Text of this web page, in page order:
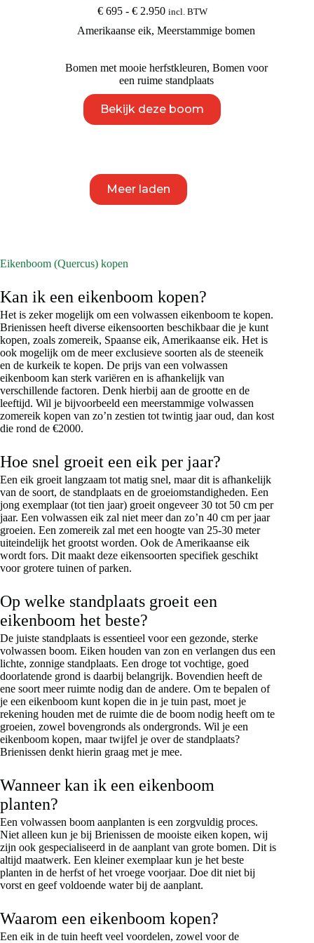
€695 - €2.950Prijsklasse:
tot
incl. BTW
Amerikaanse eik,Meerstammige bomen
Bomen met mooie herfstkleuren, Bomen voor
een ruime standplaats
Bekijk deze boom
product
heeft
optie
kan
gekozen
Meer laden
Eikenboom (Quercus) kopen
Kan ik een eikenboom kopen?
Het is zeker mogelijk om een volwassen eikenboom te kopen.
Brienissen heeft diverse eikensoorten beschikbaar die je kunt
kopen, zoals zomereik, Spaanse eik, Amerikaanse eik. Het is
ook mogelijk om de meer exclusieve soorten als de steeneik
en de kurkeik te kopen. De prijs van een volwassen
eikenboom kan sterk variëren en is afhankelijk van
verschillende factoren. Denk hierbij aan de grootte en de
leeftijd. Wil je bijvoorbeeld een meerstammige volwassen
zomereik kopen van zo’n zestien tot twintig jaar oud, dan kost
die rond de €2000.
Hoe snel groeit een eik per jaar?
Een eik groeit langzaam tot matig snel, maar dit is afhankelijk
van de soort, de standplaats en de groeiomstandigheden. Een
jong exemplaar (tot tien jaar) groeit ongeveer 30 tot 50 cm per
jaar. Een volwassen eik zal niet meer dan zo’n 40 cm per jaar
groeien. Een zomereik zal met een hoogte van 25-30 meter
uiteindelijk het grootst worden. Ook de Amerikaanse eik
wordt fors. Dit maakt deze eikensoorten specifiek geschikt
voor grotere tuinen of parken.
Op welke standplaats groeit een
eikenboom het beste?
De juiste standplaats is essentieel voor een gezonde, sterke
volwassen boom. Eiken houden van zon en verlangen dus een
lichte, zonnige standplaats. Een droge tot vochtige, goed
doorlatende grond is daarbij belangrijk. Bovendien heeft de
ene soort meer ruimte nodig dan de andere. Om te bepalen of
je een eikenboom kunt kopen die in je tuin past, moet je
rekening houden met de ruimte die de boom nodig heeft om te
groeien, zowel bovengronds als ondergronds. Wil je een
eikenboom kopen, maar twijfel je over de standplaats?
Brienissen denkt hierin graag met je mee.
Wanneer kan ik een eikenboom
planten?
Een volwassen boom aanplanten is een zorgvuldig proces.
Niet alleen kun je bij Brienissen de mooiste eiken kopen, wij
zijn ook gespecialiseerd in de aanplant van grote bomen. Dit is
altijd maatwerk. Een kleiner exemplaar kun je het beste
planten in de herfst of het vroege voorjaar. Doe dit niet bij
vorst en geef voldoende water bij de aanplant.
Waarom een eikenboom kopen?
Een eik in de tuin heeft veel voordelen, zowel voor de